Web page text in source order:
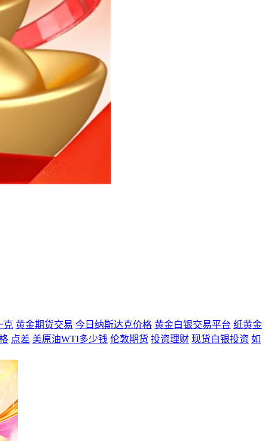
克 黄金期货交易 今日纳斯达克价格 黄金白银交易平台 纸黄金
点差 美原油WTI多少钱 伦敦期货 投资理财 现货白银投资 如